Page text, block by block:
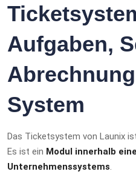
Aufgaben,
System
Das Ticketsystem von Launix
Es ist ein Modul innerhalb
Unternehmenssystems.